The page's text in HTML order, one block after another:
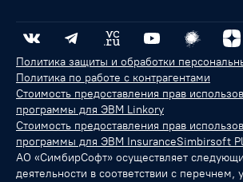
Политика защиты и обработки
Политика по работе с контрагентами
Стоимость предоставления прав
программы для ЭВМ Linkory
Стоимость предоставления прав
программы для ЭВМ InsuranceSimbirsoft
АО «СимбирСофт» осуществляет
деятельности в соответствии с